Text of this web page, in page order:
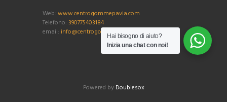
Web: www.centrogommepavia.com
Telefono: 390775403184
email: info@centrogommepavia.com
Powered by Doublesox
Hai bisogno di aiuto?
Inizia una chat con noi!